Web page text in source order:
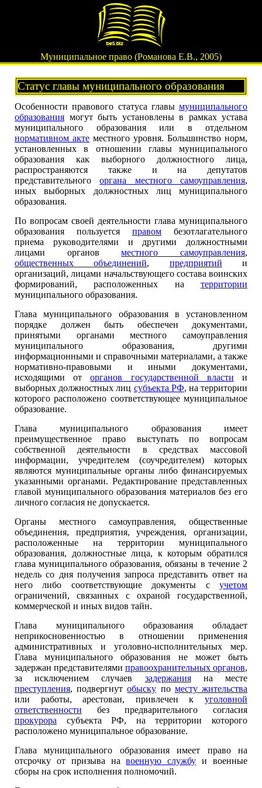
Муниципальное право (Романова Е.В., 2005)
Статус главы муниципального образования
Особенности правового статуса главы муниципального
образования могут быть установлены в рамках устава
муниципального образования или в отдельном
нормативном акте местного уровня. Большинство норм,
установленных в отношении главы муниципального
образования как выборного должностного лица,
распространяются также и на депутатов
представительногооргана местного самоуправления,
иных выборных должностных лиц муниципального
образования.
По вопросам своей деятельности глава муниципального
образования пользуется правом безотлагательного
приема руководителями и другими должностными
лицами органовместного самоуправления,
общественных объединений, предприятий и
организаций, лицами начальствующего состава воинских
формирований, расположенных на территории
муниципального образования.
Глава муниципального образования в установленном
порядке должен быть обеспечен документами,
принятыми органами местного самоуправления
муниципального образования, другими
информационными и справочными материалами, а также
нормативно-правовыми и иными документами,
исходящими оторганов государственной власти и
выборных должностных лиц субъекта РФ, на территории
которого расположено соответствующее муниципальное
образование.
Глава муниципального образования имеет
преимущественное право выступать по вопросам
собственной деятельности в средствах массовой
информации, учредителем (соучредителем) которых
являются муниципальные органы либо финансируемых
указанными органами. Редактирование представленных
главой муниципального образования материалов без его
личного согласия не допускается.
Органы местного самоуправления, общественные
объединения, предприятия, учреждения, организации,
расположенные на территории муниципального
образования, должностные лица, к которым обратился
глава муниципального образования, обязаны в течение 2
недель со дня получения запроса представить ответ на
него либо соответствующие документы с учетом
ограничений, связанных с охраной государственной,
коммерческой и иных видов тайн.
Глава муниципального образования обладает
неприкосновенностью в отношении применения
административных и уголовно-исполнительных мер.
Глава муниципального образования не может быть
задержан представителями правоохранительных органов,
за исключением случаев задержанияна месте
преступления, подвергнутобыску по месту жительства
или работы, арестован, привлечен к уголовной
ответственности без предварительного согласия
прокурора субъекта РФ, на территории которого
расположено муниципальное образование.
Глава муниципального образования имеет право на
отсрочку от призыва навоенную службу и военные
сборы на срок исполнения полномочий.